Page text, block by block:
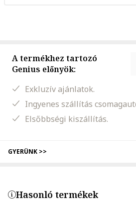
A termékhez tartozó
Genius előnyök:
Exkluzív ajánlatok.
Ingyenes szállítás
Elsőbbségi kiszállítás.
GYERÜNK >>
Hasonló termékek